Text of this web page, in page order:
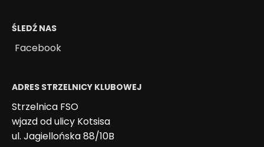
ŚLEDŹ NAS
Facebook
ADRES STRZELNICY KLUBOWEJ
Strzelnica FSO
wjazd od ulicy Kotsisa
ul. Jagiellońska 88/10B